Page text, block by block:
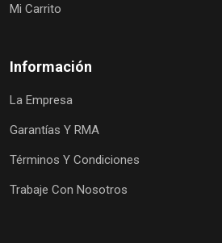
Mi Carrito
Información
La Empresa
Garantías Y RMA
Términos Y Condiciones
Trabaje Con Nosotros